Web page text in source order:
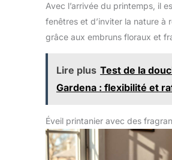
Avec l’arrivée du printemps, il
fenêtres et d’inviter la nature à
grâce aux embruns floraux et
Lire plus Test de la
Gardena : flexibilité et
Éveil printanier avec des